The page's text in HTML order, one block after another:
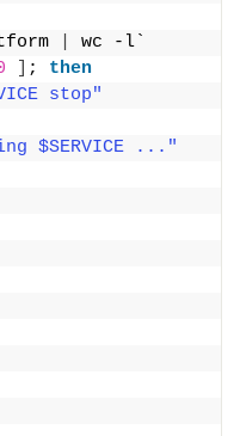
wc -l`
; then
stop"
$SERVICE ..."